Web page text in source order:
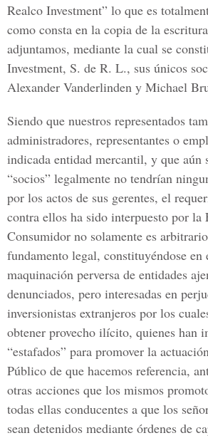
Realco Investment” lo que es
como consta en la copia de la
adjuntamos, mediante la cual se
Investment, S. de R. L., sus únicos
Alexander Vanderlinden y Michael
Siendo que nuestros representados
administradores, representantes o
indicada entidad mercantil, y que aún
“socios” legalmente no tendrían
por los actos de sus gerentes, el
contra ellos ha sido interpuesto por la
Consumidor no solamente es
fundamento legal, constituyéndose en
maquinación perversa de entidades
denunciados, pero interesadas en
inversionistas extranjeros por los
obtener provecho ilícito, quienes han
“estafados” para promover la
Público de que hacemos referencia,
otras acciones que los mismos
todas ellas conducentes a que los
sean detenidos mediante órdenes de